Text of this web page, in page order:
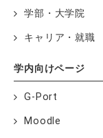
学部・大学院
キャリア・就職
学内向けページ
G-Port
Moodle